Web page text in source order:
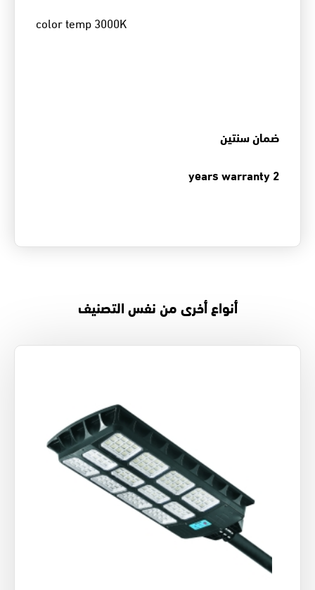
color temp 3000K
ضمان سنتين
2 years warranty
أنواع أخرى من نفس التصنيف